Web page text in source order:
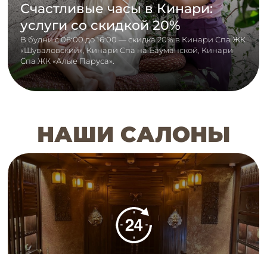
Счастливые часы в Кинари:
услуги со скидкой 20%
В будни с 06:00 до 16:00 — скидка 20% в Кинари Спа ЖК
«Шуваловский», Кинари Спа на Бауманской, Кинари
Спа ЖК «Алые Паруса».
НАШИ САЛОНЫ